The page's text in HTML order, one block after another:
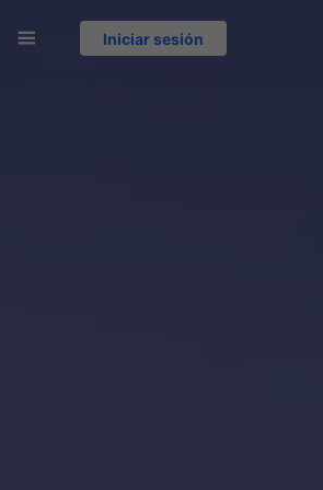
 Iniciar sesión